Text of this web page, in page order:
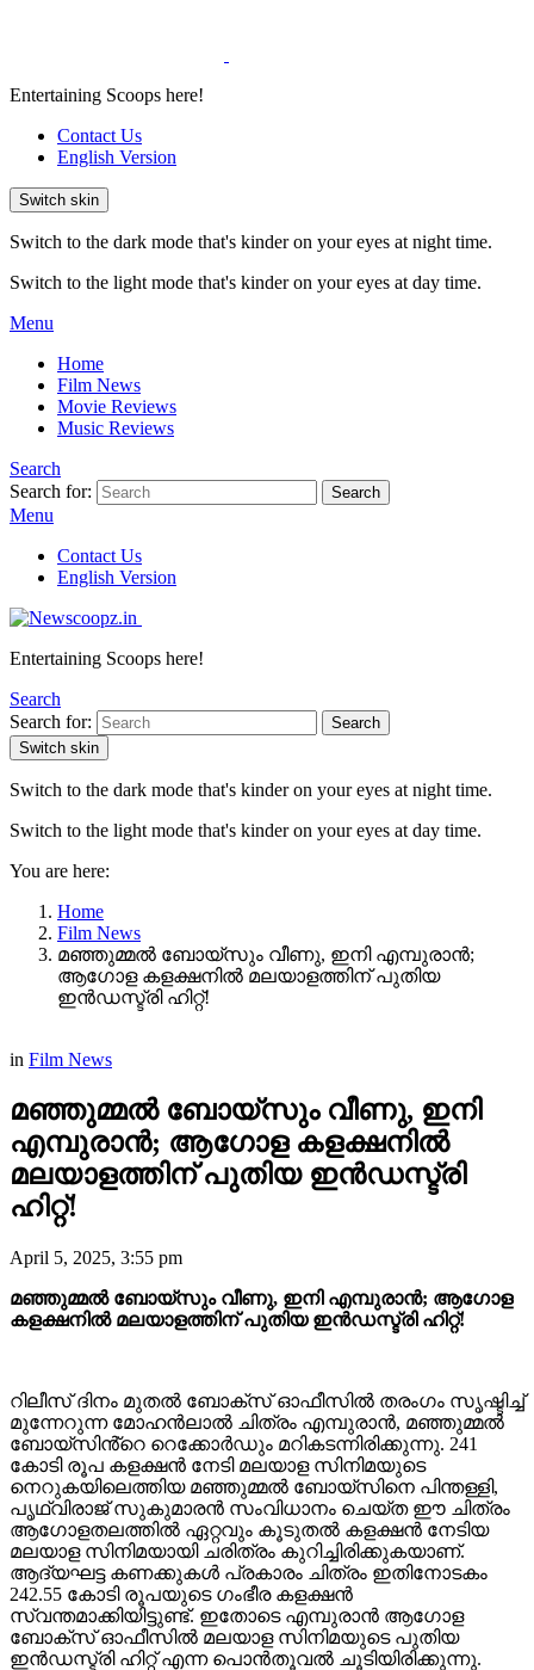
Entertaining Scoops here!
Contact Us
English Version
Switch skin
Switch to the dark mode that's kinder on your eyes at night time.
Switch to the light mode that's kinder on your eyes at day time.
Menu
Home
Film News
Movie Reviews
Music Reviews
Search
Search for:
Search
Menu
Contact Us
English Version
Entertaining Scoops here!
Search
Search for:
Search
Switch skin
Switch to the dark mode that's kinder on your eyes at night time.
Switch to the light mode that's kinder on your eyes at day time.
You are here:
Home
Film News
മഞ്ഞുമ്മൽ ബോയ്സും വീണു, ഇനി എമ്പുരാൻ;
ആഗോള കളക്ഷനിൽ മലയാളത്തിന് പുതിയ
ഇൻഡസ്ട്രി ഹിറ്റ്!
in Film News
മഞ്ഞുമ്മൽ ബോയ്സും വീണു, ഇനി
എമ്പുരാൻ; ആഗോള കളക്ഷനിൽ
മലയാളത്തിന് പുതിയ ഇൻഡസ്ട്രി
ഹിറ്റ്!
April 5, 2025, 3:55 pm
മഞ്ഞുമ്മൽ ബോയ്സും വീണു, ഇനി എമ്പുരാൻ; ആഗോള
കളക്ഷനിൽ മലയാളത്തിന് പുതിയ ഇൻഡസ്ട്രി ഹിറ്റ്!
റിലീസ് ദിനം മുതൽ ബോക്സ് ഓഫീസിൽ തരംഗം സൃഷ്ടിച്ച്
മുന്നേറുന്ന മോഹൻലാൽ ചിത്രം എമ്പുരാൻ, മഞ്ഞുമ്മൽ
ബോയ്സിൻ്റെ റെക്കോർഡും മറികടന്നിരിക്കുന്നു. 241
കോടി രൂപ കളക്ഷൻ നേടി മലയാള സിനിമയുടെ
നെറുകയിലെത്തിയ മഞ്ഞുമ്മൽ ബോയ്സിനെ പിന്തള്ളി,
പൃഥ്വിരാജ് സുകുമാരൻ സംവിധാനം ചെയ്ത ഈ ചിത്രം
ആഗോളതലത്തിൽ ഏറ്റവും കൂടുതൽ കളക്ഷൻ നേടിയ
മലയാള സിനിമയായി ചരിത്രം കുറിച്ചിരിക്കുകയാണ്.
ആദ്യഘട്ട കണക്കുകൾ പ്രകാരം ചിത്രം ഇതിനോടകം
242.55 കോടി രൂപയുടെ ഗംഭീര കളക്ഷൻ
സ്വന്തമാക്കിയിട്ടുണ്ട്. ഇതോടെ എമ്പുരാൻ ആഗോള
ബോക്സ് ഓഫീസിൽ മലയാള സിനിമയുടെ പുതിയ
ഇൻഡസ്ട്രി ഹിറ്റ് എന്ന പൊൻതൂവൽ ചൂടിയിരിക്കുന്നു.